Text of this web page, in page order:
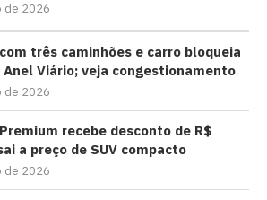
de 2026
três caminhões e carro bloqueia
Viário; veja congestionamento
de 2026
Premium recebe desconto de R$
a preço de SUV compacto
de 2026